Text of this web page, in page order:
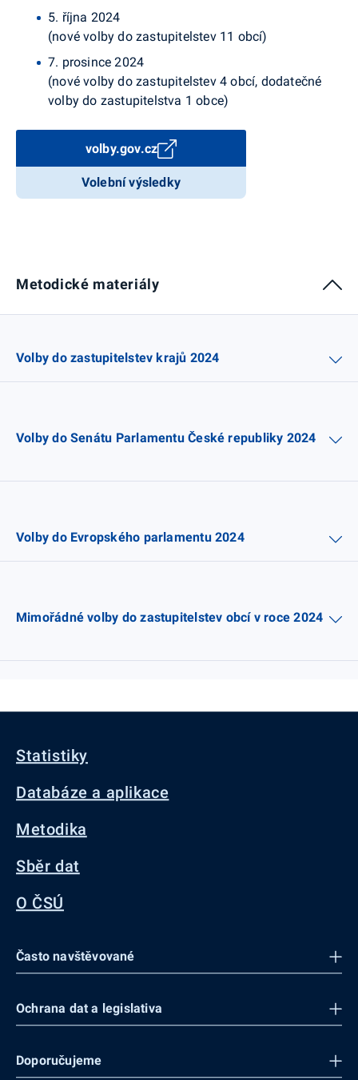
5. října 2024
(nové volby do zastupitelstev 11 obcí)
7. prosince 2024
(nové volby do zastupitelstev 4 obcí, dodatečné
volby do zastupitelstva 1 obce)
volby.gov.cz
Volební výsledky
Metodické materiály
Volby do zastupitelstev krajů 2024
Volby do Senátu Parlamentu České republiky 2024
Volby do Evropského parlamentu 2024
Mimořádné volby do zastupitelstev obcí v roce 2024
Statistiky
Databáze a aplikace
Metodika
Sběr dat
O ČSÚ
Často navštěvované
Ochrana dat a legislativa
Doporučujeme